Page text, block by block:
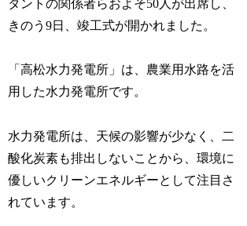
タントの関係者らおよそ50人が出席し、
きのう9日、竣工式が開かれました。
「高松水力発電所」は、農業用水路を活
用した水力発電所です。
水力発電所は、天候の影響が少なく、二
酸化炭素も排出しないことから、環境に
優しいクリーンエネルギーとして注目さ
れています。